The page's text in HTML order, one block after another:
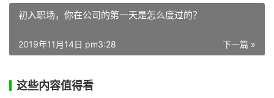
初入职场，你在公司的第一天是怎么度过的？
下一篇 »
2019年11月14日 pm3:28
这些内容值得看